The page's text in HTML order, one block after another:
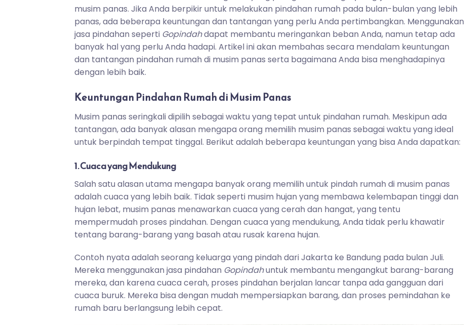
musim panas. Jika Anda berpikir untuk melakukan pindahan rumah pada bulan-bulan yang lebih
panas, ada beberapa keuntungan dan tantangan yang perlu Anda pertimbangkan. Menggunakan
jasa pindahan seperti Gopindahdapat membantu meringankan beban Anda, namun tetap ada
banyak hal yang perlu Anda hadapi. Artikel ini akan membahas secara mendalam keuntungan
dan tantangan pindahan rumah di musim panas serta bagaimana Anda bisa menghadapinya
dengan lebih baik.
Keuntungan Pindahan Rumah di Musim Panas
Musim panas seringkali dipilih sebagai waktu yang tepat untuk pindahan rumah. Meskipun ada
tantangan, ada banyak alasan mengapa orang memilih musim panas sebagai waktu yang ideal
untuk berpindah tempat tinggal. Berikut adalah beberapa keuntungan yang bisa Anda dapatkan:
1. Cuaca yang Mendukung
Salah satu alasan utama mengapa banyak orang memilih untuk pindah rumah di musim panas
adalah cuaca yang lebih baik. Tidak seperti musim hujan yang membawa kelembapan tinggi dan
hujan lebat, musim panas menawarkan cuaca yang cerah dan hangat, yang tentu
mempermudah proses pindahan. Dengan cuaca yang mendukung, Anda tidak perlu khawatir
tentang barang-barang yang basah atau rusak karena hujan.
Contoh nyata adalah seorang keluarga yang pindah dari Jakarta ke Bandung pada bulan Juli.
Mereka menggunakan jasa pindahan Gopindahuntuk membantu mengangkut barang-barang
mereka, dan karena cuaca cerah, proses pindahan berjalan lancar tanpa ada gangguan dari
cuaca buruk. Mereka bisa dengan mudah mempersiapkan barang, dan proses pemindahan ke
rumah baru berlangsung lebih cepat.